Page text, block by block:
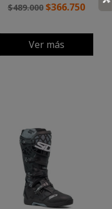
$489.000 $366.750
Ver más